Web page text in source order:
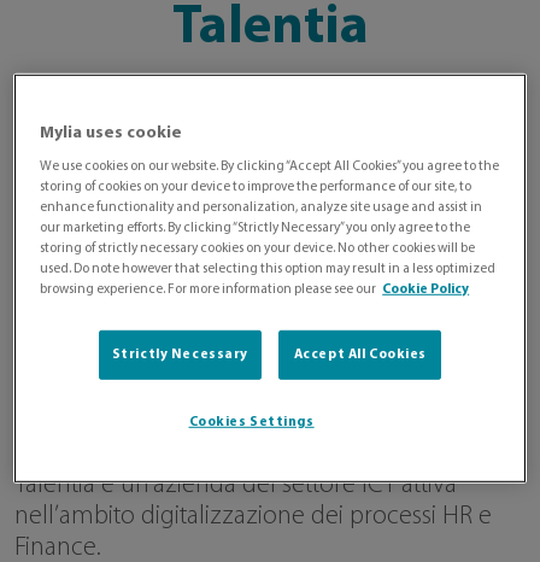
Talentia
Talentia è un’azienda del settore ICT attiva
nell’ambito digitalizzazione dei processi HR e
Finance.
Mylia uses cookie
We use cookies on our website. By clicking “Accept All Cookies” you agree to the
storing of cookies on your device to improve the performance of our site, to
enhance functionality and personalization, analyze site usage and assist in
our marketing efforts. By clicking “Strictly Necessary” you only agree to the
storing of strictly necessary cookies on your device. No other cookies will be
used. Do note however that selecting this option may result in a less optimized
browsing experience. For more information please see our Cookie Policy
Strictly Necessary Accept All Cookies
Cookies Settings